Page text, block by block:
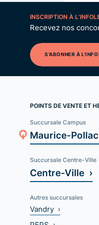
INSCRIPTION À
Recevez nos
S'ABONNER À
POINTS DE VENTE ET
Succursale Campus
Maurice-
Succursale Centre-Ville
Centre-Ville ›
Autres succursales
Vandry ›